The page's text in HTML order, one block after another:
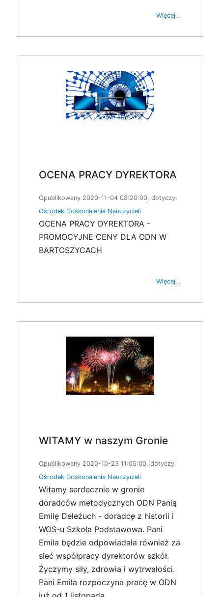
Więcej...
OCENA PRACY DYREKTORA
Opublikowany 2020-11-04 08:20:00, dotyczy:
Ośrodek Doskonalenia Nauczycieli
OCENA PRACY DYREKTORA -
PROMOCYJNE CENY DLA ODN W
BARTOSZYCACH
Więcej...
WITAMY w naszym Gronie
Opublikowany 2020-10-23 11:05:00, dotyczy:
Ośrodek Doskonalenia Nauczycieli
Witamy serdecznie w gronie
doradców metodycznych ODN Panią
Emilę Deleżuch - doradcę z historii i
WOS-u Szkoła Podstawowa. Pani
Emila będzie odpowiadała również za
sieć współpracy dyrektorów szkół.
Życzymy siły, zdrowia i wytrwałości.
Pani Emila rozpoczyna pracę w ODN